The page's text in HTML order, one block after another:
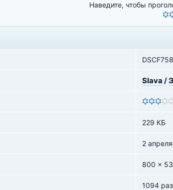
Наведите, чтобы
Slava /
229 КБ
2
800 x
1094